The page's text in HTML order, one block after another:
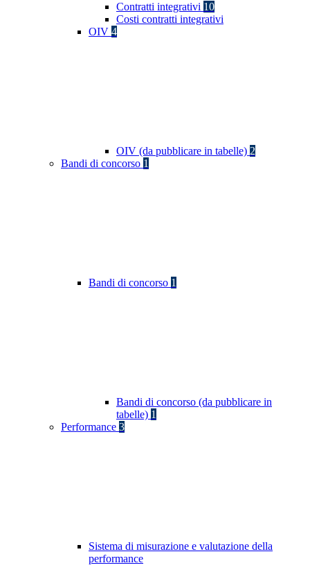
Contratti integrativi 10
Costi contratti integrativi
OIV 4
OIV (da pubblicare in tabelle) 2
Bandi di concorso 1
Bandi di concorso 1
Bandi di concorso (da pubblicare in
tabelle) 1
Performance 3
Sistema di misurazione e valutazione della
performance